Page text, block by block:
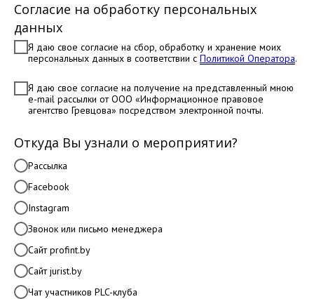
Согласие на обработку персональных
данных
Я даю свое согласие на сбор, обработку и хранение моих
персональных данных в соответствии с Политикой Оператора.
Я даю свое согласие на получение на представленный мною
e-mail рассылки от ООО «Информационное правовое
агентство Гревцова» посредством электронной почты.
Откуда Вы узнали о мероприятии?
Рассылка
Facebook
Instagram
Звонок или письмо менеджера
Сайт profint.by
Сайт jurist.by
Чат участников PLC-клуба